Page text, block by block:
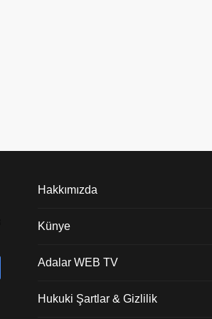
Hakkımızda
Künye
Adalar WEB TV
Hukuki Şartlar & Gizlilik